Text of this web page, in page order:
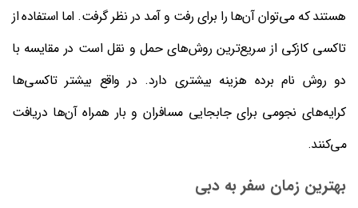
هستند که می‌توان آن‌ها را برای رفت و آمد در نظر گرفت. اما استفاده از
تاکسی کازکی از سریع‌ترین روش‌های حمل و نقل است در مقایسه با
دو روش نام برده هزینه بیشتری دارد. در واقع بیشتر تاکسی‌ها
کرایه‌های نجومی برای جابجایی مسافران و بار همراه آن‌ها دریافت
می‌کنند.
بهترین زمان سفر به دبی